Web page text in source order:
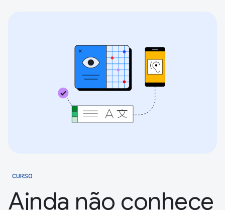
CURSO
Ainda não conhece